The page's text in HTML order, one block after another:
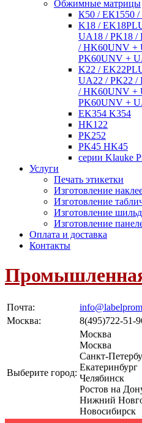
Обжимные матрицы
К50 / ЕК1550 /
K18 /
UA18 / PK18 /
/ HK60UNV +
PK60UNV +
K22 /
UA22 / PK22 /
/ HK60UNV +
PK60UNV +
EK354 K354
HK122
PK252
PK45 HK45
серии Klauke
Услуги
Печать этикетки
Изготовление
Изготовление
Изготовление
Изготовление
Оплата и доставка
Контакты
Почта:
Москва: 8(495)722-51-
Выберите город:
Москва
Москва
Санкт-
Екатеринбург
Челябинск
Ростов на
Нижний
Новосибирск